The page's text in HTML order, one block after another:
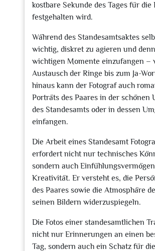
kostbare Sekunde des Tages für die
festgehalten wird.
Während des Standesamtsaktes
wichtig, diskret zu agieren und
wichtigen Momente einzufangen –
Austausch der Ringe bis zum Ja-
hinaus kann der Fotograf auch
Porträts des Paares in der schönen
des Standesamts oder in dessen
einfangen.
Die Arbeit eines Standesamt
erfordert nicht nur technisches
sondern auch
Kreativität. Er versteht es, die
des Paares sowie die Atmosphäre
seinen Bildern widerzuspiegeln.
Die Fotos einer standesamtlichen
nicht nur Erinnerungen an einen
Tag, sondern auch ein Schatz für